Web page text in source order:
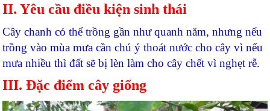
II. Yêu cầu điều kiện sinh thái
Cây chanh có thể trồng gần như quanh năm, nhưng nếu
trồng vào mùa mưa cần chú ý thoát nước cho cây vì nếu
mưa nhiều thì đất sẽ bị lèn làm cho cây chết vì nghẹt rễ.
III. Đặc điểm cây giống